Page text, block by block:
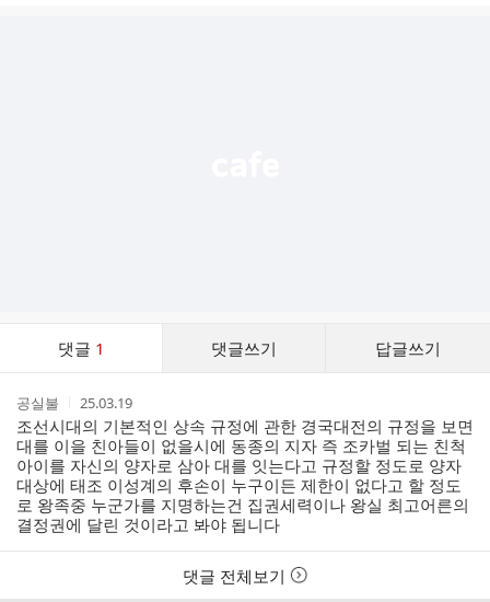
댓글 1 댓글쓰기 답글쓰기
작
성
자
공실불
작
성
시
간
25.03.19
조선시대의 기본적인 상속 규정에 관한 경국대전의 규정을 보면
대를 이을 친아들이 없을시에 동종의 지자 즉 조카벌 되는 친척
아이를 자신의 양자로 삼아 대를 잇는다고 규정할 정도로 양자
대상에 태조 이성계의 후손이 누구이든 제한이 없다고 할 정도
로 왕족중 누군가를 지명하는건 집권세력이나 왕실 최고어른의
결정권에 달린 것이라고 봐야 됩니다
댓글 전체보기